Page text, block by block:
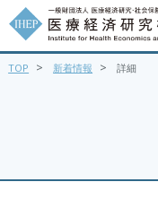
TOP > 新着情報 > 詳細